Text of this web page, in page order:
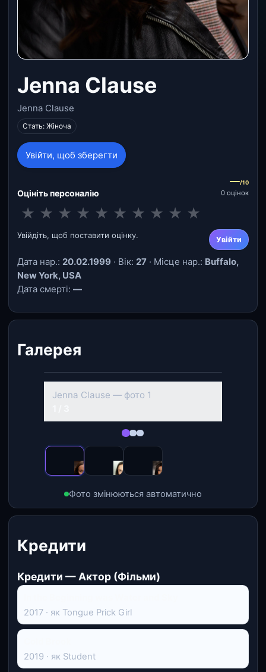
Jenna Clause
Jenna Clause
Стать: Жіноча
Увійти, щоб зберегти
Оцініть персоналію
—/10
0 оцінок
★ ★ ★ ★ ★ ★ ★ ★ ★ ★
Увійдіть, щоб поставити оцінку. Увійти
Дата нар.: 20.02.1999 · Вік: 27 · Місце нар.: Buffalo,
New York, USA
Дата смерті: —
Галерея
‹ ›
Jenna Clause — фото 2
Фото змінюються автоматично
Кредити
Кредити — Актор (Фільми)
2017 · як Tongue Prick Girl
2019 · як Student